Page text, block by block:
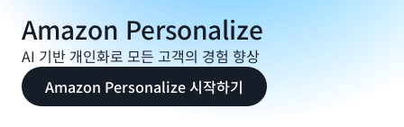
Amazon Personalize
AI 기반 개인화로 모든 고객의 경험 향상
Amazon Personalize 시작하기